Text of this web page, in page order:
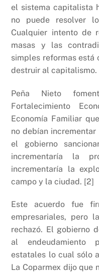
el sistema capitalista
no puede resolver
Cualquier intento de
masas y las
simples reformas está
destruir al capitalismo.
Peña Nieto
Fortalecimiento
Economía Familiar
no debían
el gobierno
incrementaría la
incrementaría la
campo y la ciudad. [2]
Este acuerdo fue
empresariales, pero
rechazó. El gobierno
al endeudamiento
estatales lo cual sólo
La Coparmex dijo que